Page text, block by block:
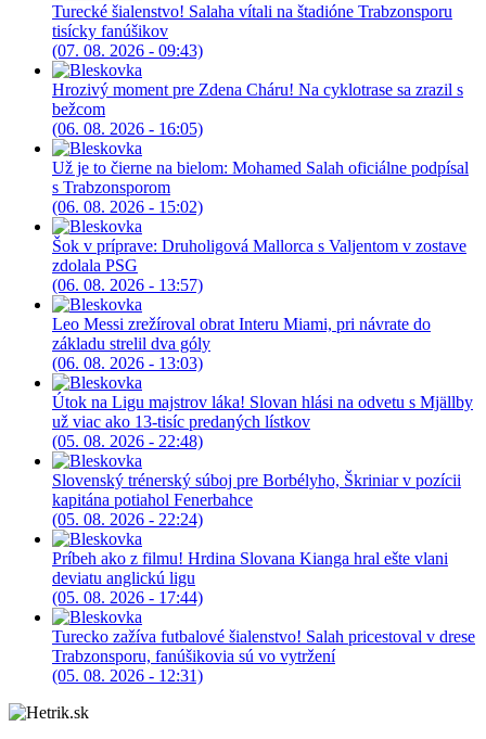
Turecké šialenstvo! Salaha vítali na štadióne Trabzonsporu
tisícky fanúšikov
(07. 08. 2026 - 09:43)
Hrozivý moment pre Zdena Cháru! Na cyklotrase sa zrazil s
bežcom
(06. 08. 2026 - 16:05)
Už je to čierne na bielom: Mohamed Salah oficiálne podpísal
s Trabzonsporom
(06. 08. 2026 - 15:02)
Šok v príprave: Druholigová Mallorca s Valjentom v zostave
zdolala PSG
(06. 08. 2026 - 13:57)
Leo Messi zrežíroval obrat Interu Miami, pri návrate do
základu strelil dva góly
(06. 08. 2026 - 13:03)
Útok na Ligu majstrov láka! Slovan hlási na odvetu s Mjällby
už viac ako 13-tisíc predaných lístkov
(05. 08. 2026 - 22:48)
Slovenský trénerský súboj pre Borbélyho, Škriniar v pozícii
kapitána potiahol Fenerbahce
(05. 08. 2026 - 22:24)
Príbeh ako z filmu! Hrdina Slovana Kianga hral ešte vlani
deviatu anglickú ligu
(05. 08. 2026 - 17:44)
Turecko zažíva futbalové šialenstvo! Salah pricestoval v drese
Trabzonsporu, fanúšikovia sú vo vytržení
(05. 08. 2026 - 12:31)